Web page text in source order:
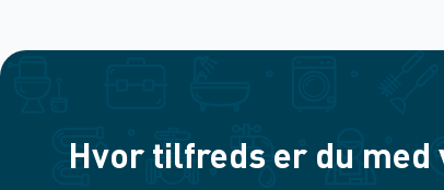
Hvor tilfreds er du